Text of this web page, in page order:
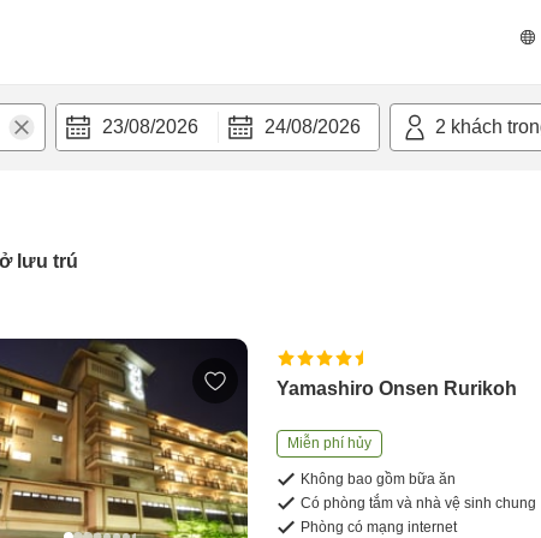
23/08/2026 24/08/2026 2 khách
lưu trú
Yamashiro Onsen Rurikoh
Miễn phí hủy
Không bao gồm bữa ăn
Có phòng tắm và nhà vệ sinh chung
Phòng có mạng internet